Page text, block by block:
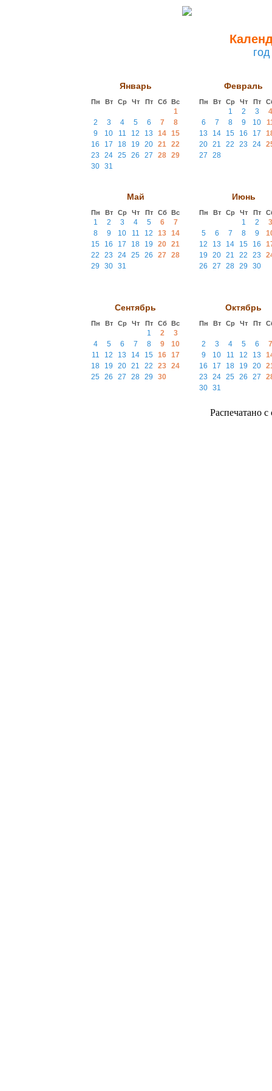
Январь
Пн Вт Ср Чт Пт Сб Вс
1
2
3 4 5 6 7
8
9
10 11 12 13 14 15
16
17 18 19 20 21 22
23
24 25 26 27 28 29
30 31
Февраль
Пн Вт Ср Чт Пт
1 2 3
4
6
7 8 9 10
13
14 15 16 17
20 21 22 23 24
27
28
Май
Пн Вт Ср Чт Пт Сб Вс
1 2 3 4 5 6
7
8
9 10 11 12 13 14
15
16 17 18 19 20 21
22
23 24 25 26 27
28
29
30 31
Июнь
Пн Вт Ср Чт Пт
1 2
3
5
6 7 8 9
12
13 14 15 16
19
20 21 22 23
26
27 28 29 30
Сентябрь
Пн Вт Ср Чт Пт Сб Вс
1 2
3
4
5 6 7 8 9
10
11
12 13 14 15 16 17
18
19 20 21 22 23 24
25
26 27 28 29 30
Октябрь
Пн Вт Ср Чт Пт
2 3 4 5 6
7
9
10 11 12 13
16
17 18 19 20
23
24 25 26 27
30 31
Распечатано с